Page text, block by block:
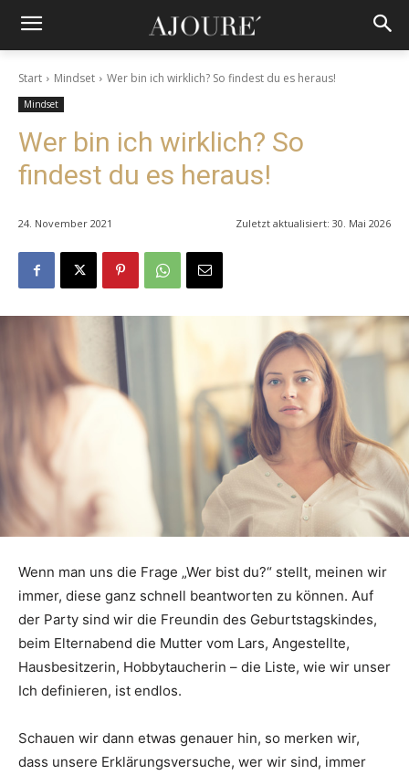
Start Mindset Wer bin ich wirklich? So findest du es heraus!
Mindset
Wer bin ich wirklich? So
findest du es heraus!
24. November 2021 Zuletzt aktualisiert: 30. Mai 2026
Wenn man uns die Frage „Wer bist du?“ stellt, meinen wir
immer, diese ganz schnell beantworten zu können. Auf
der Party sind wir die Freundin des Geburtstagskindes,
beim Elternabend die Mutter vom Lars, Angestellte,
Hausbesitzerin, Hobbytaucherin – die Liste, wie wir unser
Ich definieren, ist endlos.
Schauen wir dann etwas genauer hin, so merken wir,
dass unsere Erklärungsversuche, wer wir sind, immer